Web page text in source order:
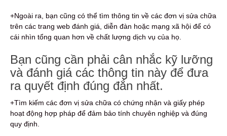
+Ngoài ra, bạn cũng có thể tìm thông tin về các đơn vị sửa chữa
trên các trang web đánh giá, diễn đàn hoặc mạng xã hội để có
cái nhìn tổng quan hơn về chất lượng dịch vụ của họ.
Bạn cũng cần phải cân nhắc kỹ lưỡng
và đánh giá các thông tin này để đưa
ra quyết định đúng đắn nhất.
+Tìm kiếm các đơn vị sửa chữa có chứng nhận và giấy phép
hoạt động hợp pháp để đảm bảo tính chuyên nghiệp và đúng
quy định.